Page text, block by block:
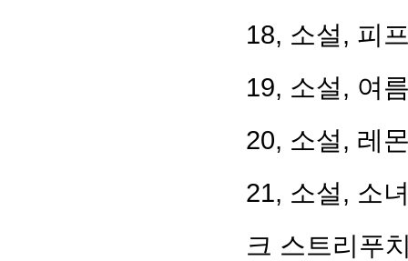
18, 소설, 피
19, 소설, 여
20, 소설, 레
21, 소설, 소
크 스트리푸